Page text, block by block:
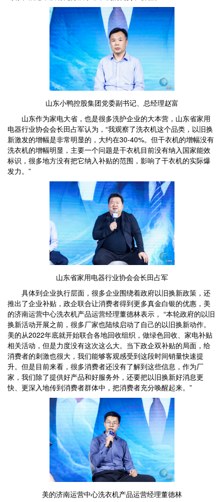
山东小鸭控股集团党委副书记、总经理赵富
山东作为家电大省，也是很多洗护企业的大本营，山东省家用
电器行业协会会长田占军认为，“我观察了洗衣机这个品类，以旧换
新激发的增幅是非常明显的，大约在30-40%。但干衣机的增幅没有
洗衣机的增幅明显，主要一个问题是干衣机目前没有纳入国家能效
标识，很多地方没有把它纳入补贴的范围，影响了干衣机的实际爆
发力。”
山东省家用电器行业协会会长田占军
具体到企业执行层面，很多企业围绕着政府以旧换新政策，还
推出了企业补贴，政企联合让消费者得到更多真金白银的优惠，美
的济南运营中心洗衣机产品运营经理董德林表示， “本轮政府的以旧
换新活动开展之前，很多厂家也陆续启动了自己的以旧换新动作。
美的从2022年底就开始联合各地回收组织，做绿色回收、家电补贴
相关活动，但是力度没有这次这么大。当下政企双补贴的局面，给
消费者的刺激也很大，我们能够客观感受到这段时间销量快速提
升。但是目前来看，很多消费者还没有了解到这些信息，作为厂
家，我们除了提供好产品和好服务外，还要把以旧换新好消息更
快、更深入地传到消费者群体中，把消费者充分唤醒起来。”
美的济南运营中心洗衣机产品运营经理董德林